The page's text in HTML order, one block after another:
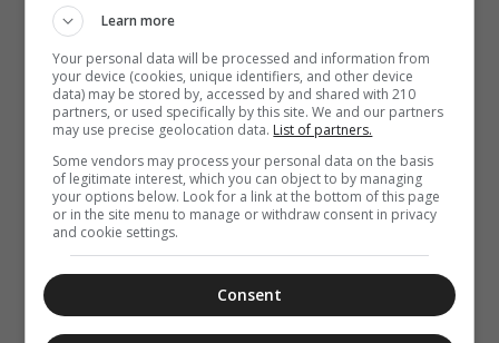
Learn more
Your personal data will be processed and information from
your device (cookies, unique identifiers, and other device
data) may be stored by, accessed by and shared with 210
partners, or used specifically by this site. We and our partners
may use precise geolocation data. List of partners.
Some vendors may process your personal data on the basis
of legitimate interest, which you can object to by managing
your options below. Look for a link at the bottom of this page
or in the site menu to manage or withdraw consent in privacy
and cookie settings.
Consent